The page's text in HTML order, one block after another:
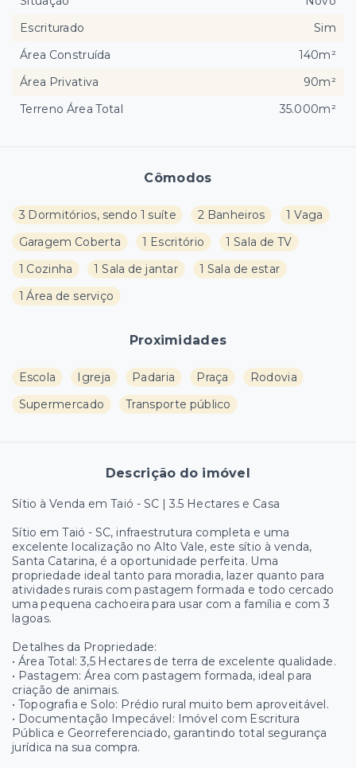
Cômodos
3 Dormitórios, sendo 1 suíte 2 Banheiros
1 Vaga
Garagem Coberta
1 Escritório
1 Sala de TV
1 Cozinha
1 Sala de jantar
1 Sala de estar
1 Área de serviço
Proximidades
Escola Igreja Padaria Praça
Rodovia
Supermercado
Transporte público
Descrição do imóvel
Sítio à Venda em Taió - SC | 3.5 Hectares e Casa
Sítio em Taió - SC, infraestrutura completa e uma
excelente localização no Alto Vale, este sítio à venda,
Santa Catarina, é a oportunidade perfeita. Uma
propriedade ideal tanto para moradia, lazer quanto para
atividades rurais com pastagem formada e todo cercado
uma pequena cachoeira para usar com a família e com 3
lagoas.
Detalhes da Propriedade:
• Área Total: 3,5 Hectares de terra de excelente qualidade.
• Pastagem: Área com pastagem formada, ideal para
criação de animais.
• Topografia e Solo: Prédio rural muito bem aproveitável.
• Documentação Impecável: Imóvel com Escritura
Pública e Georreferenciado, garantindo total segurança
jurídica na sua compra.
Escriturado
Sim
Área Construída
140m²
Área Privativa
90m²
Terreno Área Total
35.000m²